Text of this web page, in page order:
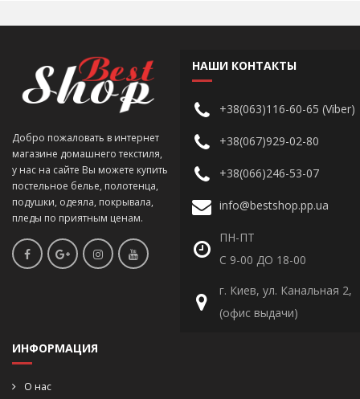
Добро пожаловать в интернет
магазине домашнего текстиля,
у нас на сайте Вы можете купить
постельное белье, полотенца,
подушки, одеяла, покрывала,
пледы по приятным ценам.
НАШИ КОНТАКТЫ
+38(063)116-60-65 (Viber)
+38(067)929-02-80
+38(066)246-53-07
info@bestshop.pp.ua
ПН-ПТ
С 9-00 ДО 18-00
г. Киев, ул. Канальная 2,
(офис выдачи)
ИНФОРМАЦИЯ
О нас